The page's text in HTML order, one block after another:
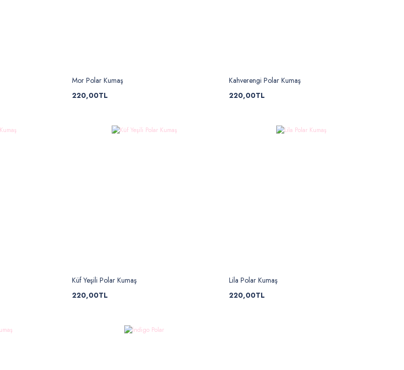
Mor Polar Kumaş
220,00TL
Kahverengi Polar Kumaş
220,00TL
Küf Yeşili Polar Kumaş
220,00TL
Lila Polar Kumaş
220,00TL